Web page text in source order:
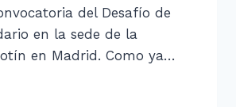
del Desafío de
en la sede de la
en Madrid. Como ya…